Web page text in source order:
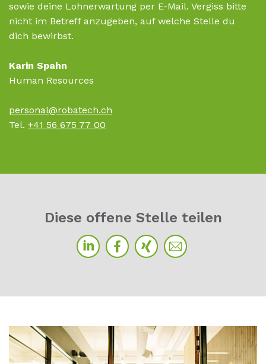
sowie deine Lohnerwartung per E-Mail. Vergiss bitte
nicht im Betreff anzugeben, auf welche Stelle du
dich bewirbst.
Karin Spahn
Human Resources
personal@robatech.ch
Tel. +41 56 675 77 00
Die­se of­fe­ne Stel­le tei­len